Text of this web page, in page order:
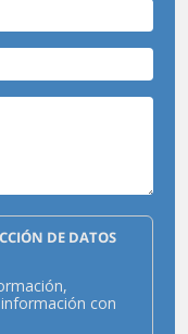
DE DATOS
con